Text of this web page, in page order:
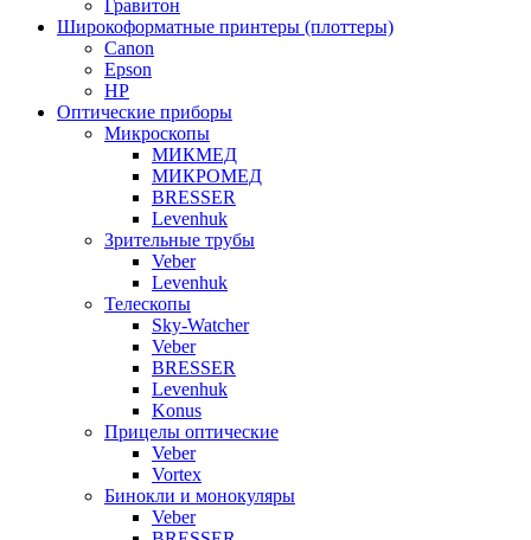
Гравитон
Широкоформатные принтеры (плоттеры)
Canon
Epson
HP
Оптические приборы
Микроскопы
МИКМЕД
МИКРОМЕД
BRESSER
Levenhuk
Зрительные трубы
Veber
Levenhuk
Телескопы
Sky-Watcher
Veber
BRESSER
Levenhuk
Konus
Прицелы оптические
Veber
Vortex
Бинокли и монокуляры
Veber